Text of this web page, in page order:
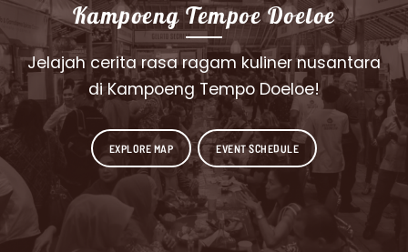
Kampoeng Tempoe Doeloe
Jelajah cerita rasa ragam kuliner nusantara
di Kampoeng Tempo Doeloe!
EXPLORE MAP EVENT SCHEDULE